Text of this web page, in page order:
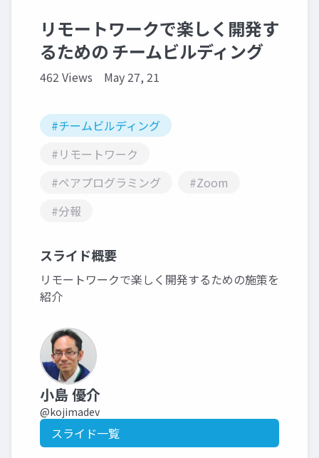
リモートワークで楽しく開発す
るための チームビルディング
462 Views May 27, 21
#チームビルディング
#リモートワーク
#ペアプログラミング
#Zoom
#分報
スライド概要
リモートワークで楽しく開発するための施策を
紹介
小島 優介
@kojimadev
スライド一覧